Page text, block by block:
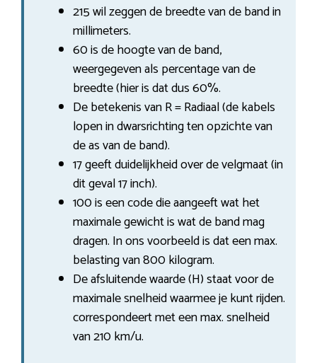
215 wil zeggen de breedte van de band in
millimeters.
60 is de hoogte van de band,
weergegeven als percentage van de
breedte (hier is dat dus 60%.
De betekenis van R = Radiaal (de kabels
lopen in dwarsrichting ten opzichte van
de as van de band).
17 geeft duidelijkheid over de velgmaat (in
dit geval 17 inch).
100 is een code die aangeeft wat het
maximale gewicht is wat de band mag
dragen. In ons voorbeeld is dat een max.
belasting van 800 kilogram.
De afsluitende waarde (H) staat voor de
maximale snelheid waarmee je kunt rijden.
correspondeert met een max. snelheid
van 210 km/u.